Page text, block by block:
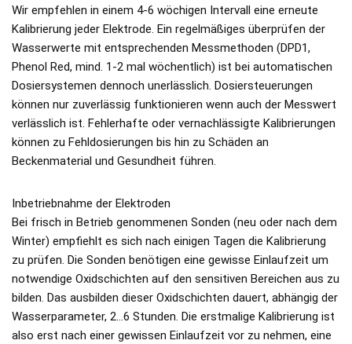
Wir empfehlen in einem 4-6 wöchigen Intervall eine erneute
Kalibrierung jeder Elektrode. Ein regelmäßiges überprüfen der
Wasserwerte mit entsprechenden Messmethoden (DPD1,
Phenol Red, mind. 1-2 mal wöchentlich) ist bei automatischen
Dosiersystemen dennoch unerlässlich. Dosiersteuerungen
können nur zuverlässig funktionieren wenn auch der Messwert
verlässlich ist. Fehlerhafte oder vernachlässigte Kalibrierungen
können zu Fehldosierungen bis hin zu Schäden an
Beckenmaterial und Gesundheit führen.
Inbetriebnahme der Elektroden
Bei frisch in Betrieb genommenen Sonden (neu oder nach dem
Winter) empfiehlt es sich nach einigen Tagen die Kalibrierung
zu prüfen. Die Sonden benötigen eine gewisse Einlaufzeit um
notwendige Oxidschichten auf den sensitiven Bereichen aus zu
bilden. Das ausbilden dieser Oxidschichten dauert, abhängig der
Wasserparameter, 2…6 Stunden. Die erstmalige Kalibrierung ist
also erst nach einer gewissen Einlaufzeit vor zu nehmen, eine